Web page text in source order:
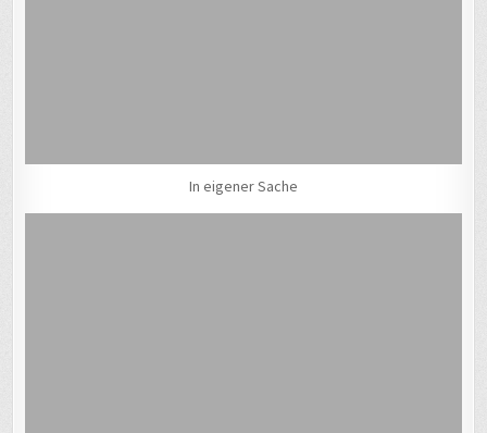
In eigener Sache